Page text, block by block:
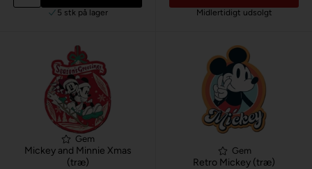
5 stk på lager
Midlertidigt udsolgt
Gem
Mickey and Minnie Xmas
(træ)
Gem
Retro Mickey (træ)